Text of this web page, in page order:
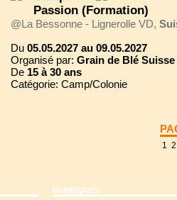
Passion (Formation)
@La Bessonne - Lignerolle VD,
Du 05.05.2027 au 09.05.2027
Organisé par: Grain de Blé Suisse
De 15 à 30 ans
Catégorie: Camp/Colonie
1 2
RUBRIQUES